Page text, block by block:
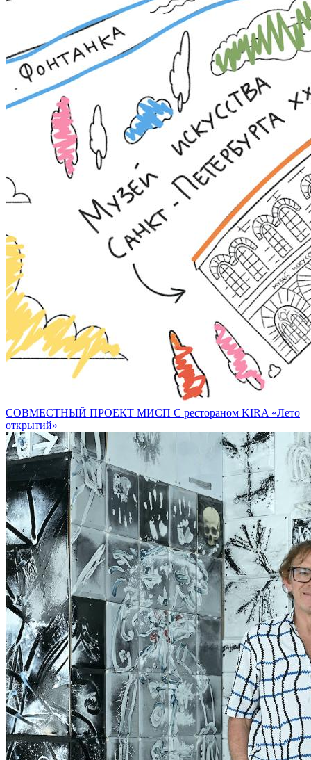
СОВМЕСТНЫЙ ПРОЕКТ МИСП С рестораном KIRA «Лето
открытий»